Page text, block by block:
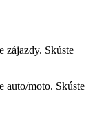
zájazdy. Skúste
auto/moto. Skúste